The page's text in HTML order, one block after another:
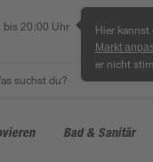
bis 20:00 Uhr Hier kannst
Markt
er nicht
Bad & Sanitär